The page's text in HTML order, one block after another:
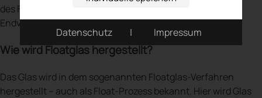
des Floatglases haben sich in der Praxis bei den
Endverbrauchern bewährt.
Wie wird Floatglas hergestellt?
Das Glas wird in dem sogenannten Floatglas-Verfahren
hergestellt – auch als Float-Prozess bekannt. Hier wird Glas
Datenschutz | Impressum